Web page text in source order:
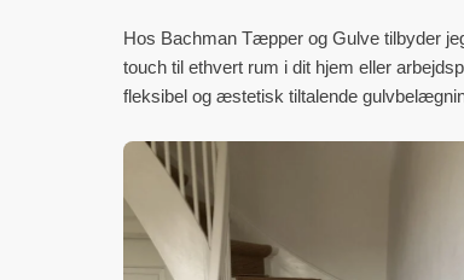
Hos Bachman Tæpper og Gulve tilbyder
touch til ethvert rum i dit hjem eller
fleksibel og æstetisk tiltalende